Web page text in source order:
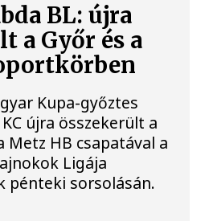
BL: újra
a Győr és a
Kupa-győztes
újra összekerült a
Metz HB csapatával a
Ligája
pénteki sorsolásán.